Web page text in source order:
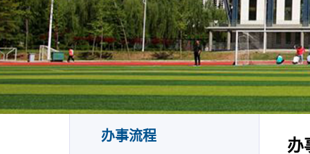
办事流程
办